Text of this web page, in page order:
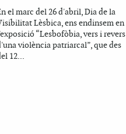
el marc del 26 d'abril, Dia de la
Lèsbica, ens endinsem en
“Lesbofòbia, vers i revers
violència patriarcal”, que des
12...